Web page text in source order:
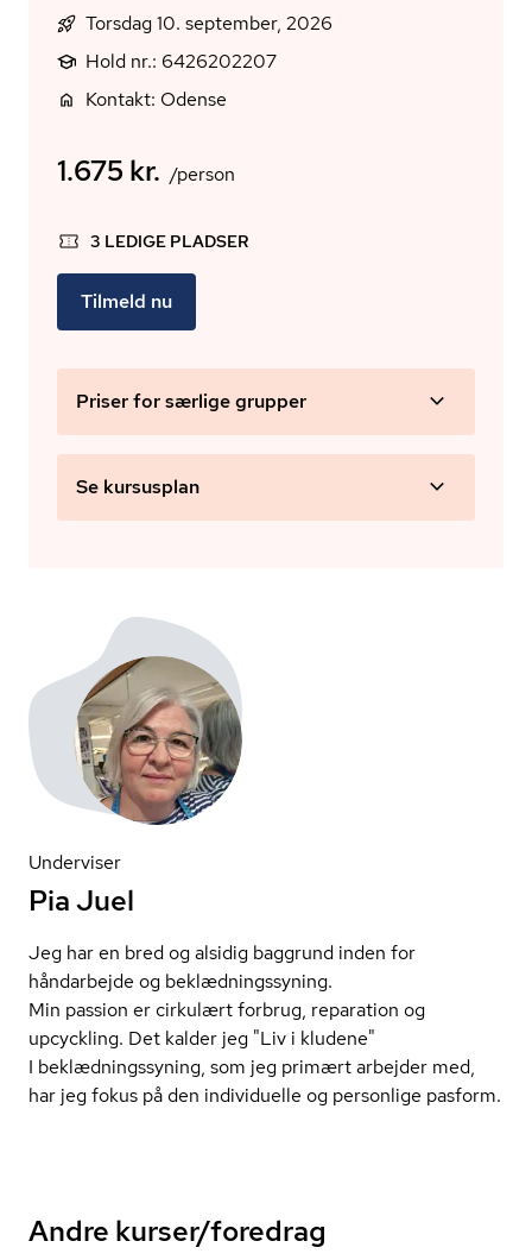
Torsdag 10. september, 2026
Hold nr.: 6426202207
Kontakt: Odense
1.675 kr. /person
3 LEDIGE PLADSER
Tilmeld nu
Priser for særlige grupper
Se kursusplan
Underviser
Pia Juel
Jeg har en bred og alsidig baggrund inden for
håndarbejde og be­klæd­nings­sy­ning.
Min passion er cirkulært forbrug, reparation og
upcyckling. Det kalder jeg "Liv i kludene"
I be­klæd­nings­sy­ning, som jeg primært arbejder med,
har jeg fokus på den individuelle og personlige pasform.
Andre kurser/foredrag